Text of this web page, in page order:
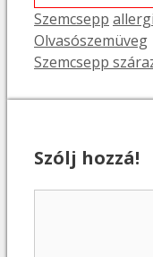
Kategória
Szemcsepp
Olvasószemüveg
Szemcsepp
Szólj hozzá!